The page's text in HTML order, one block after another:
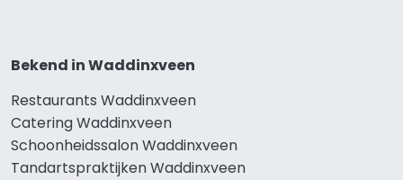
Bekend in Waddinxveen
Restaurants Waddinxveen
Catering Waddinxveen
Schoonheidssalon Waddinxveen
Tandartspraktijken Waddinxveen